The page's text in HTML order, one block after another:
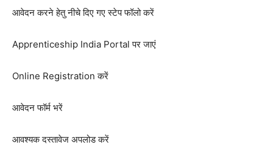
आवेदन करने हेतु नीचे दिए गए स्टेप फॉलो करें
Apprenticeship India Portal पर जाएं
Online Registration करें
आवेदन फॉर्म भरें
आवश्यक दस्तावेज अपलोड करें